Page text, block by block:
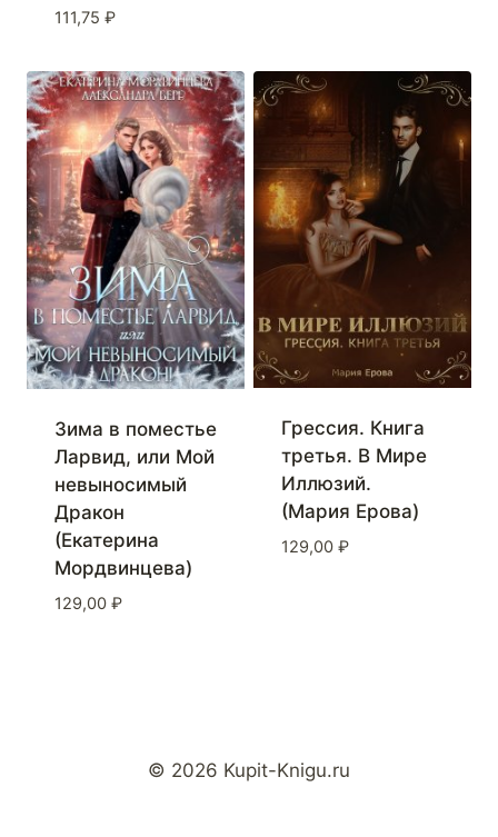
111,75 ₽
Зима в поместье
Ларвид, или Мой
невыносимый
Дракон
(Екатерина
Мордвинцева)
129,00 ₽
Грессия. Книга
третья. В Мире
Иллюзий.
(Мария Ерова)
129,00 ₽
© 2026 Kupit-Knigu.ru